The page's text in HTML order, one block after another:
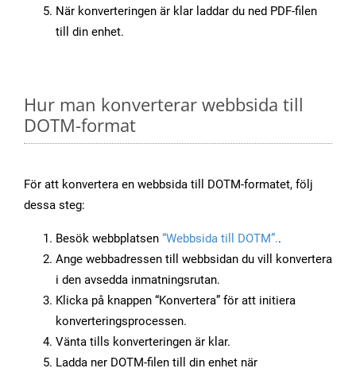
När konverteringen är klar laddar du ned PDF-filen
till din enhet.
Hur man konverterar webbsida till
DOTM-format
För att konvertera en webbsida till DOTM-formatet, följ
dessa steg:
Besök webbplatsen “Webbsida till DOTM”..
Ange webbadressen till webbsidan du vill konvertera
i den avsedda inmatningsrutan.
Klicka på knappen “Konvertera” för att initiera
konverteringsprocessen.
Vänta tills konverteringen är klar.
Ladda ner DOTM-filen till din enhet när